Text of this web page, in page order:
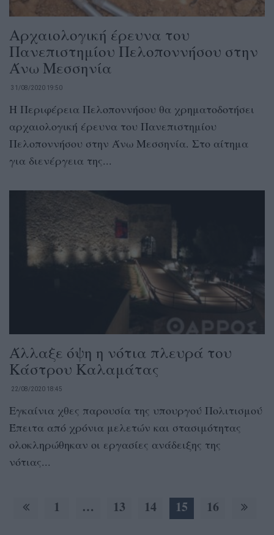
Αρχαιολογική έρευνα του
Πανεπιστημίου Πελοποννήσου στην
Άνω Μεσσηνία
31/08/2020 19:50
Η Περιφέρεια Πελοποννήσου θα χρηματοδοτήσει
αρχαιολογική έρευνα του Πανεπιστημίου
Πελοποννήσου στην Άνω Μεσσηνία. Στο αίτημα
για διενέργεια της...
Άλλαξε όψη η νότια πλευρά του
Κάστρου Καλαμάτας
22/08/2020 18:45
Εγκαίνια χθες παρουσία της υπουργού Πολιτισμού
Έπειτα από χρόνια μελετών και στασιμότητας
ολοκληρώθηκαν οι εργασίες ανάδειξης της
νότιας...
1 … 13 14 15 16